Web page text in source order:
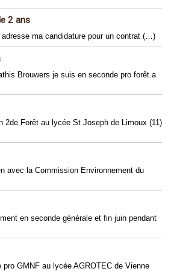
2 ans
ma candidature pour un contrat (…)
Brouwers je suis en seconde pro forêt a
2de Forêt au lycée St Joseph de Limoux (11)
avec la Commission Environnement du
en seconde générale et fin juin pendant
pro GMNF au lycée AGROTEC de Vienne